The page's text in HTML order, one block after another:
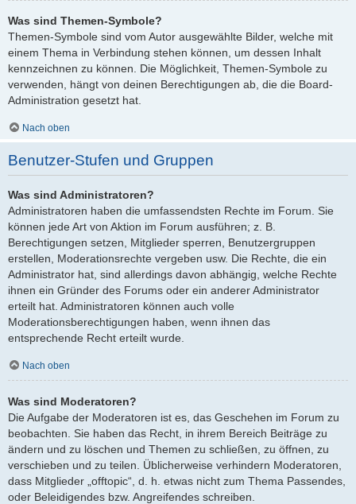
Was sind Themen-Symbole?
Themen-Symbole sind vom Autor ausgewählte Bilder, welche mit
einem Thema in Verbindung stehen können, um dessen Inhalt
kennzeichnen zu können. Die Möglichkeit, Themen-Symbole zu
verwenden, hängt von deinen Berechtigungen ab, die die Board-
Administration gesetzt hat.
Nach oben
Benutzer-Stufen und Gruppen
Was sind Administratoren?
Administratoren haben die umfassendsten Rechte im Forum. Sie
können jede Art von Aktion im Forum ausführen; z. B.
Berechtigungen setzen, Mitglieder sperren, Benutzergruppen
erstellen, Moderationsrechte vergeben usw. Die Rechte, die ein
Administrator hat, sind allerdings davon abhängig, welche Rechte
ihnen ein Gründer des Forums oder ein anderer Administrator
erteilt hat. Administratoren können auch volle
Moderationsberechtigungen haben, wenn ihnen das
entsprechende Recht erteilt wurde.
Nach oben
Was sind Moderatoren?
Die Aufgabe der Moderatoren ist es, das Geschehen im Forum zu
beobachten. Sie haben das Recht, in ihrem Bereich Beiträge zu
ändern und zu löschen und Themen zu schließen, zu öffnen, zu
verschieben und zu teilen. Üblicherweise verhindern Moderatoren,
dass Mitglieder „offtopic“, d. h. etwas nicht zum Thema Passendes,
oder Beleidigendes bzw. Angreifendes schreiben.